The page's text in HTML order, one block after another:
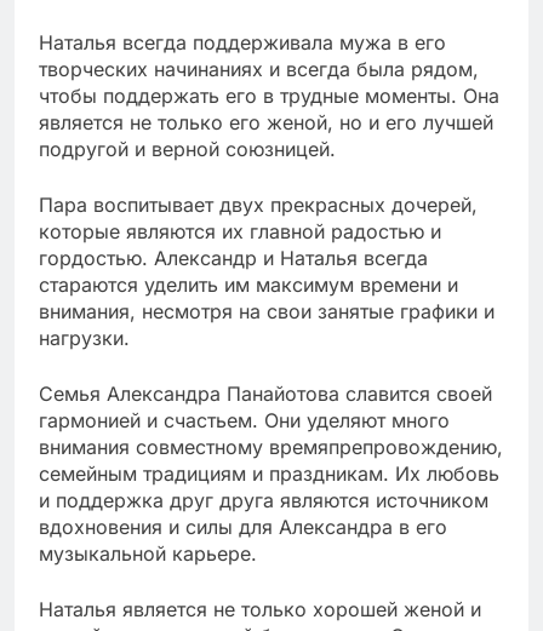
Наталья всегда поддерживала мужа в его
творческих начинаниях и всегда была рядом,
чтобы поддержать его в трудные моменты. Она
является не только его женой, но и его лучшей
подругой и верной союзницей.
Пара воспитывает двух прекрасных дочерей,
которые являются их главной радостью и
гордостью. Александр и Наталья всегда
стараются уделить им максимум времени и
внимания, несмотря на свои занятые графики и
нагрузки.
Семья Александра Панайотова славится своей
гармонией и счастьем. Они уделяют много
внимания совместному времяпрепровождению,
семейным традициям и праздникам. Их любовь
и поддержка друг друга являются источником
вдохновения и силы для Александра в его
музыкальной карьере.
Наталья является не только хорошей женой и